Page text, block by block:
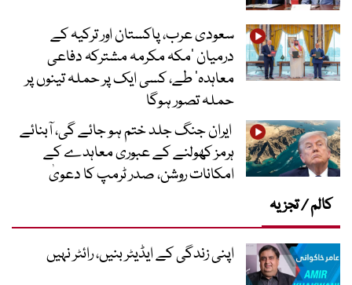
سعودی عرب، پاکستان اور ترکیہ کے
درمیان ’مکہ مکرمہ مشترکہ دفاعی
معاہدہ‘ طے، کسی ایک پر حملہ تینوں پر
حملہ تصور ہوگا
ایران جنگ جلد ختم ہو جائے گی، آبنائے
ہرمز کھولنے کے عبوری معاہدے کے
امکانات روشن، صدر ٹرمپ کا دعویٰ
کالم / تجزیہ
اپنی زندگی کے ایڈیٹر بنیں، رائٹر نہیں